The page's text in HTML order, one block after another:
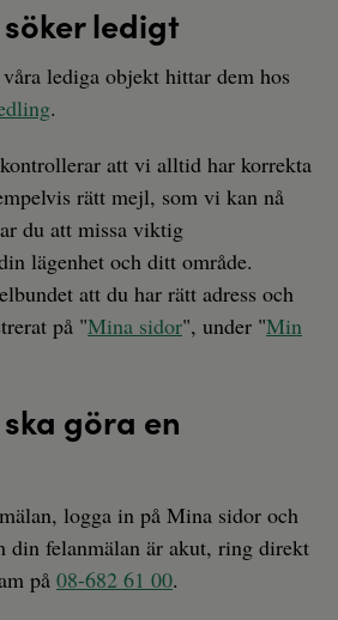
ledigt
lediga objekt hittar dem hos
.
att vi alltid har korrekta
rätt mejl, som vi kan nå
du att missa viktig
lägenhet och ditt område.
att du har rätt adress och
på "Mina sidor", under "Min
göra en
logga in på Mina sidor och
din felanmälan är akut, ring direkt
på 08-682 61 00.